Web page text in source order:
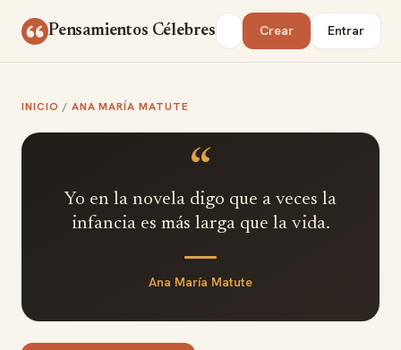
Pensamientos Célebres Buscar Crear Entrar
INICIO / ANA MARÍA MATUTE
“
Yo en la novela digo que a veces la
infancia es más larga que la vida.
Ana María Matute